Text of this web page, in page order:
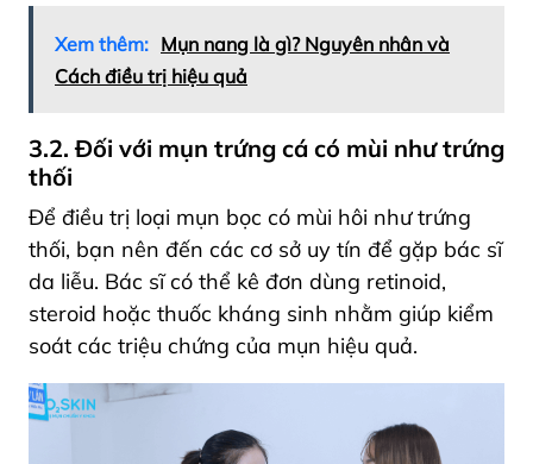
Xem thêm: Mụn nang là gì? Nguyên nhân và
Cách điều trị hiệu quả
3.2. Đối với mụn trứng cá có mùi như trứng
thối
Để điều trị loại mụn bọc có mùi hôi như trứng
thối, bạn nên đến các cơ sở uy tín để gặp bác sĩ
da liễu. Bác sĩ có thể kê đơn dùng retinoid,
steroid hoặc thuốc kháng sinh nhằm giúp kiểm
soát các triệu chứng của mụn hiệu quả.